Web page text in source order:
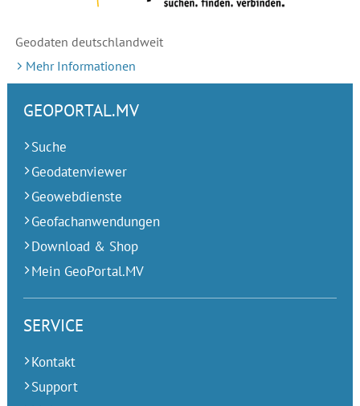
Geodaten deutschlandweit
Mehr Informationen
GEOPORTAL.MV
Suche
Geodatenviewer
Geowebdienste
Geofachanwendungen
Download & Shop
Mein GeoPortal.MV
SERVICE
Kontakt
Support